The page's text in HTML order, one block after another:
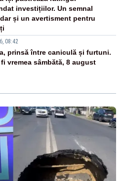
investițiilor. Un semnal
și un avertisment pentru
08:42
prinsă între caniculă și furtuni.
vremea sâmbătă, 8 august